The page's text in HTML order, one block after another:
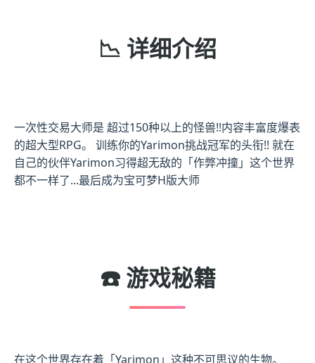
📉 详细介绍
一次性交易大师是 超过150种以上的怪兽!!内容丰富度爆表
的超大型RPG。 训练你的Yarimon挑战冠军的头衔!! 就在
自己的伙伴Yarimon习得超无敌的「作弊冲撞」这个世界
都不一样了...最后成为宝可梦H版大师
☎️ 游戏秘籍
在这个世界存在着「Yarimon」这种不可思议的生物。